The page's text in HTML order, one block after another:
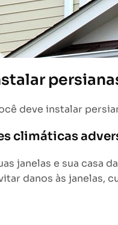
deve instalar
climáticas
janelas e sua casa
danos às